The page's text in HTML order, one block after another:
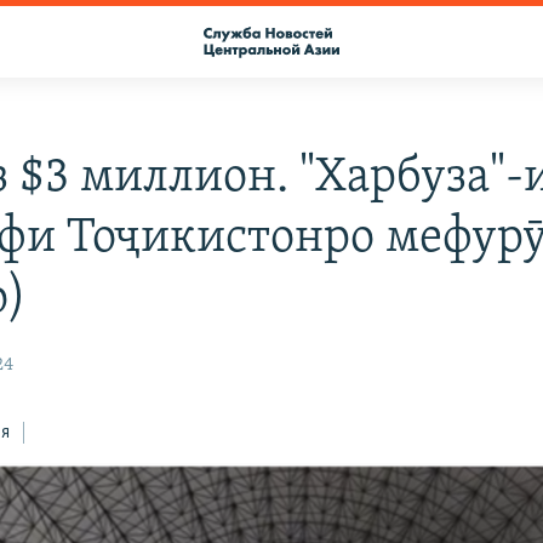
$3 миллион. "Харбуза"-
Тоҷикистонро